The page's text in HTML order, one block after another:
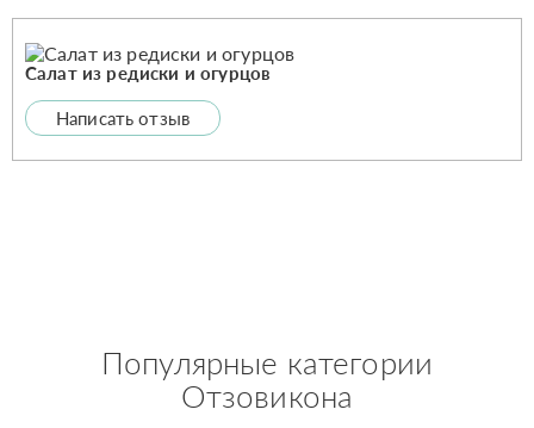
Салат из редиски и огурцов
Написать отзыв
Популярные категории
Отзовикона